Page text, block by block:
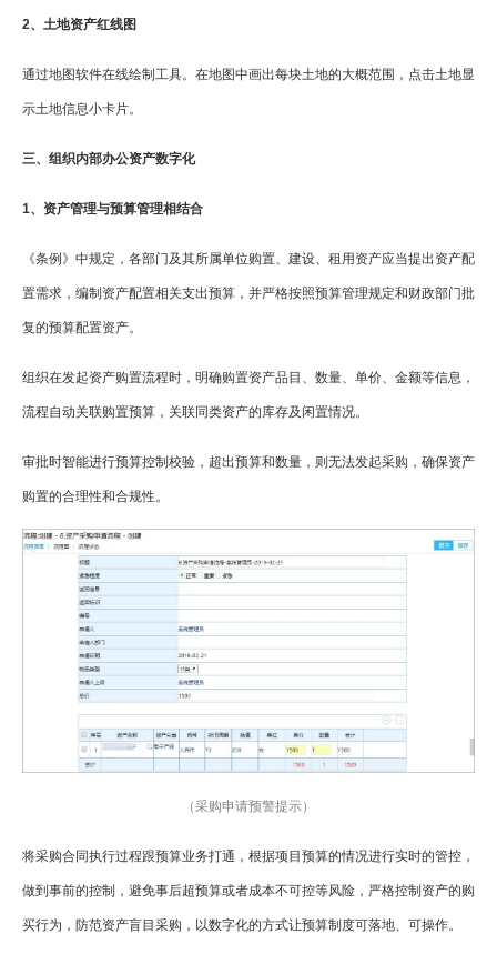
2、土地资产红线图
通过地图软件在线绘制工具。在地图中画出每块土地的大概范围，点击土地显
示土地信息小卡片。
三、组织内部办公资产数字化
1、资产管理与预算管理相结合
《条例》中规定，各部门及其所属单位购置、建设、租用资产应当提出资产配
置需求，编制资产配置相关支出预算，并严格按照预算管理规定和财政部门批
复的预算配置资产。
组织在发起资产购置流程时，明确购置资产品目、数量、单价、金额等信息，
流程自动关联购置预算，关联同类资产的库存及闲置情况。
审批时智能进行预算控制校验，超出预算和数量，则无法发起采购，确保资产
购置的合理性和合规性。
（采购申请预警提示）
将采购合同执行过程跟预算业务打通，根据项目预算的情况进行实时的管控，
做到事前的控制，避免事后超预算或者成本不可控等风险，严格控制资产的购
买行为，防范资产盲目采购，以数字化的方式让预算制度可落地、可操作。